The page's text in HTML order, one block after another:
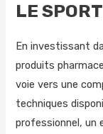
LE SPORT
En investissant
produits
voie vers une
techniques
professionnel, un